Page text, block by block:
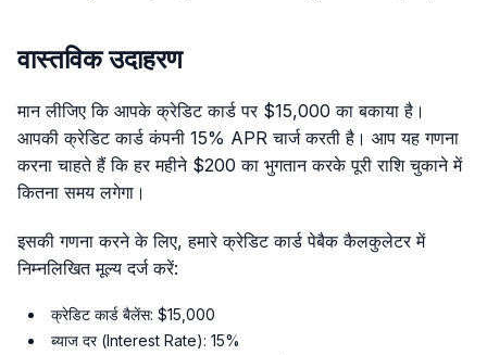
वास्तविक उदाहरण
मान लीजिए कि आपके क्रेडिट कार्ड पर $15,000 का बकाया है।
आपकी क्रेडिट कार्ड कंपनी 15% APR चार्ज करती है। आप यह गणना
करना चाहते हैं कि हर महीने $200 का भुगतान करके पूरी राशि चुकाने में
कितना समय लगेगा।
इसकी गणना करने के लिए, हमारे क्रेडिट कार्ड पेबैक कैलकुलेटर में
निम्नलिखित मूल्य दर्ज करें:
क्रेडिट कार्ड बैलेंस: $15,000
ब्याज दर (Interest Rate): 15%